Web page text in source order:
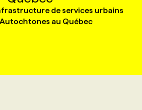
MANDATS
ET COMMUNICATION
POSTE / TARIFS
de services urbains
au Québec